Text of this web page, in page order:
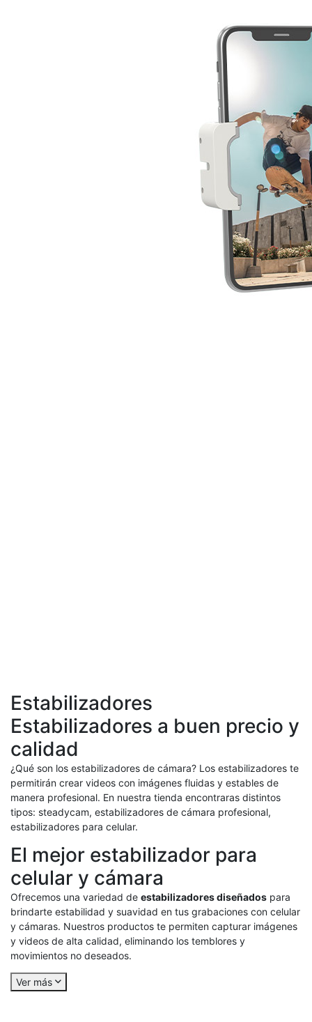
Estabilizadores
Estabilizadores a buen precio y
calidad
¿Qué son los estabilizadores de cámara? Los estabilizadores te
permitirán crear videos con imágenes fluidas y estables de
manera profesional. En nuestra tienda encontraras distintos
tipos: steadycam, estabilizadores de cámara profesional,
estabilizadores para celular.
El mejor estabilizador para
celular y cámara
Ofrecemos una variedad de estabilizadores diseñados para
brindarte estabilidad y suavidad en tus grabaciones con celular
y cámaras. Nuestros productos te permiten capturar imágenes
y videos de alta calidad, eliminando los temblores y
movimientos no deseados.
Ver más